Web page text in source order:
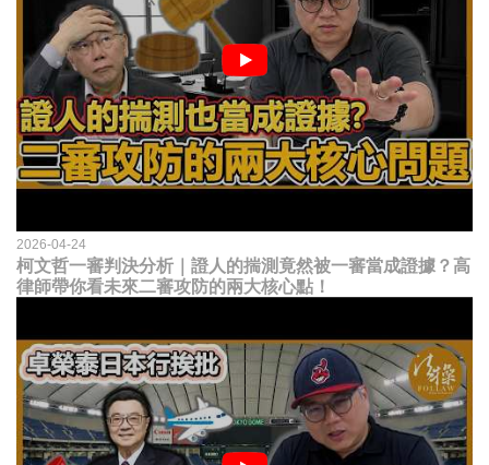
2026-04-24
柯文哲一審判決分析｜證人的揣測竟然被一審當成證據？高
律師帶你看未來二審攻防的兩大核心點！